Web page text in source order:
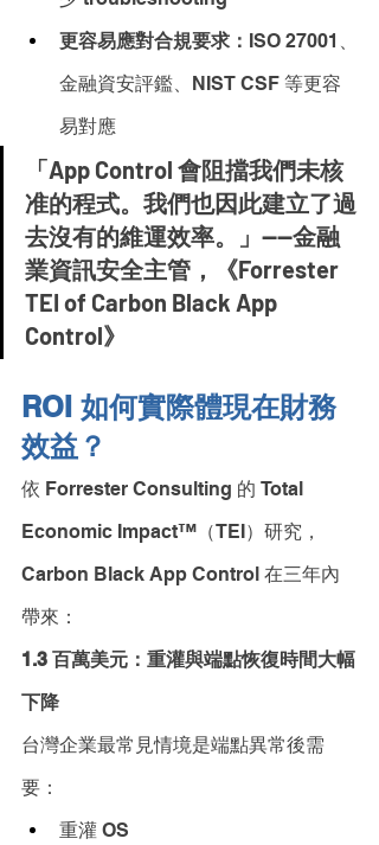
更容易應對合規要求： ISO 27001、
金融資安評鑑、NIST CSF 等更容
易對應
「App Control 會阻擋我們未核
准的程式。我們也因此建立了過
去沒有的維運效率。」——金融
業資訊安全主管，《Forrester
TEI of Carbon Black App
Control》
ROI 如何實際體現在財務
效益？
依 Forrester Consulting 的 Total
Economic Impact™（TEI）研究，
Carbon Black App Control 在三年內
帶來：
1.3 百萬美元：重灌與端點恢復時間大幅
下降
台灣企業最常見情境是端點異常後需
要：
重灌 OS